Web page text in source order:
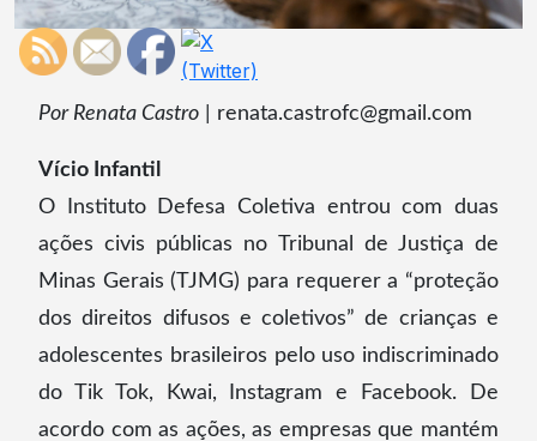
Por Renata Castro | renata.castrofc@gmail.com
Vício Infantil
O Instituto Defesa Coletiva entrou com duas
ações civis públicas no Tribunal de Justiça de
Minas Gerais (TJMG) para requerer a “proteção
dos direitos difusos e coletivos” de crianças e
adolescentes brasileiros pelo uso indiscriminado
do Tik Tok, Kwai, Instagram e Facebook. De
acordo com as ações, as empresas que mantém